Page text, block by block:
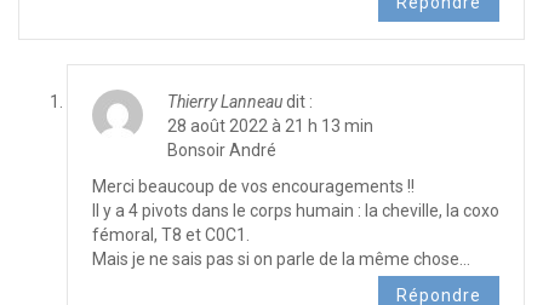
Thierry Lanneaudit :
28 août 2022 à 21 h 13 min
Bonsoir André
Merci beaucoup de vos encouragements !!
Il y a 4 pivots dans le corps humain : la cheville, la coxo
fémoral, T8 et C0C1.
Mais je ne sais pas si on parle de la même chose…
Répondre